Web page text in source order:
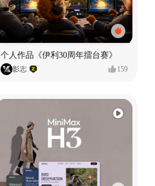
个人作品《伊利30周年擂台赛》
影志 159